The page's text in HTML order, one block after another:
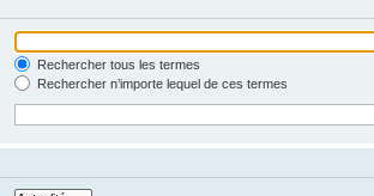
Rechercher tous les termes
Rechercher n’importe lequel de ces termes